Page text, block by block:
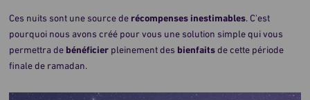
Ces nuits sont une source de récompenses inestimables. C'est
pourquoi nous avons créé pour vous une solution simple qui vous
permettra de bénéficier pleinement des bienfaitsde cette période
finale de ramadan.